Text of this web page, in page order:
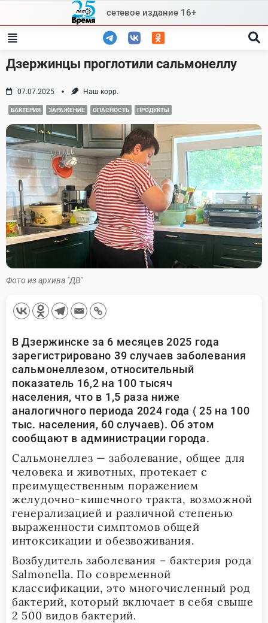
content
сетевое издание 16+
Дзержинцы проглотили сальмонеллу
07.07.2025 Наш корр.
БАКТЕРИЯ ЗАРАЖЕНИЕ ОПАСНОСТЬ ПРОДУКТЫ
Фото из архива "ДВ"
В Дзержинске за 6 месяцев 2025 года
зарегистрировано 39 случаев заболевания
сальмонеллезом, относительный
показатель 16,2 на 100 тысяч
населения, что в 1,5 раза ниже
аналогичного периода 2024 года ( 25 на 100
тыс. населения, 60 случаев). Об этом
сообщают в администрации города.
Сальмонеллез — заболевание, общее для
человека и животных, протекает с
преимущественным поражением
желудочно-кишечного тракта, возможной
генерализацией и различной степенью
выраженности симптомов общей
интоксикации и обезвоживания.
Возбудитель заболевания – бактерия рода
Salmonella. По современной
классификации, это многочисленный род
бактерий, который включает в себя свыше
2 500 видов бактерий.